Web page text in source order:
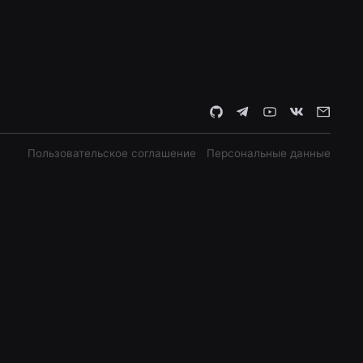
Пользовательское соглашение Персональные данные